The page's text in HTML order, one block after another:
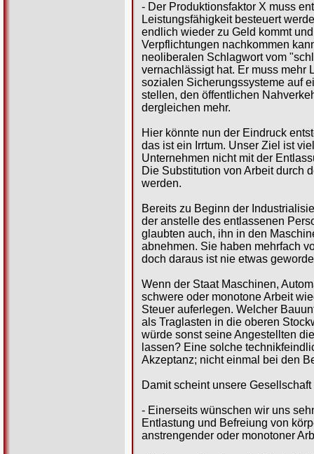
- Der Produktionsfaktor X muss
Leistungsfähigkeit besteuert
endlich wieder zu Geld kommt
Verpflichtungen nachkommen
neoliberalen Schlagwort vom
vernachlässigt hat. Er muss mehr
sozialen Sicherungssysteme auf
stellen, den öffentlichen
dergleichen mehr.
Hier könnte nun der Eindruck
das ist ein Irrtum. Unser Ziel ist
Unternehmen nicht mit der
Die Substitution von Arbeit durch
werden.
Bereits zu Beginn der
der anstelle des entlassenen
glaubten auch, ihn in den
abnehmen. Sie haben mehrfach
doch daraus ist nie etwas
Wenn der Staat Maschinen,
schwere oder monotone Arbeit
Steuer auferlegen. Welcher
als Traglasten in die oberen
würde sonst seine Angestellten
lassen? Eine solche
Akzeptanz; nicht einmal bei den
Damit scheint unsere
- Einerseits wünschen wir uns
Entlastung und Befreiung von
anstrengender oder monotoner